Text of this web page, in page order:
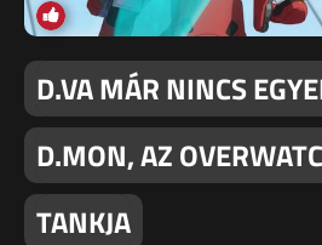
D.VA MÁR NINCS
D.MON, AZ
TANKJA